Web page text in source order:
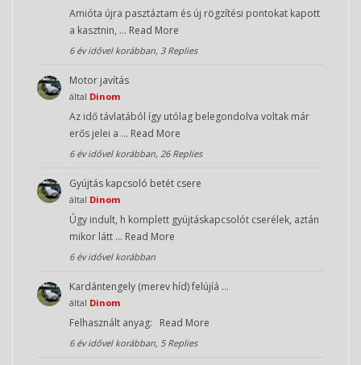
Amióta újra pasztáztam és új rögzítési pontokat kapott
a kasztnin, … Read More
6 év idővel korábban, 3 Replies
Motor javítás
által Dinom
Az idő távlatából így utólag belegondolva voltak már
erős jelei a … Read More
6 év idővel korábban, 26 Replies
Gyújtás kapcsoló betét csere
által Dinom
Úgy indult, h komplett gyújtáskapcsolót cserélek, aztán
mikor látt … Read More
6 év idővel korábban
Kardántengely (merev híd) felújíá …
által Dinom
Felhasznált anyag: Read More
6 év idővel korábban, 5 Replies